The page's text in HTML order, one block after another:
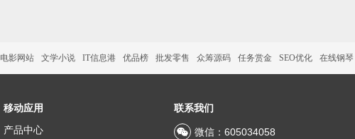
电影网站 文学小说 IT信息港 优品榜 批发零售 众筹源码 任务赏金 SEO优化 在线钢琴
移动应用
产品中心
联系我们
微信：605034058